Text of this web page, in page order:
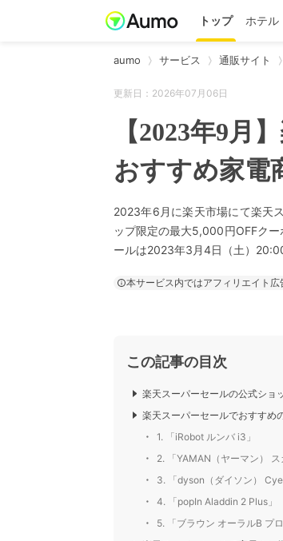
トップ ホテル
aumo サービス 通販サイト
更新日：2026年07月06日
【2023年9月
おすすめ家電
2023年6月に楽天市場にて楽天
ップ限定の最大5,000円OFFク
ールは2023年3月4日（土）
本サービス内ではアフィリエイト
この記事の目次
楽天スーパーセールの公式ショ
楽天スーパーセールでおすすめ
1. 「iRobot ルンバ i3」
2. 「YAMAN（ヤーマン）
3. 「dyson（ダイソン）
4. 「popIn Aladdin 2 Plus」
5. 「ブラウン オーラルB プロ